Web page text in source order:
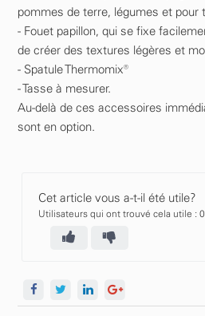
pommes de terre, légumes et pour
- Fouet papillon, qui se fixe
de créer des textures légères et
- Spatule Thermomix®
- Tasse à mesurer.
Au-delà de ces accessoires
sont en option.
Cet article vous a-t-il été utile?
Utilisateurs qui ont trouvé cela utile :